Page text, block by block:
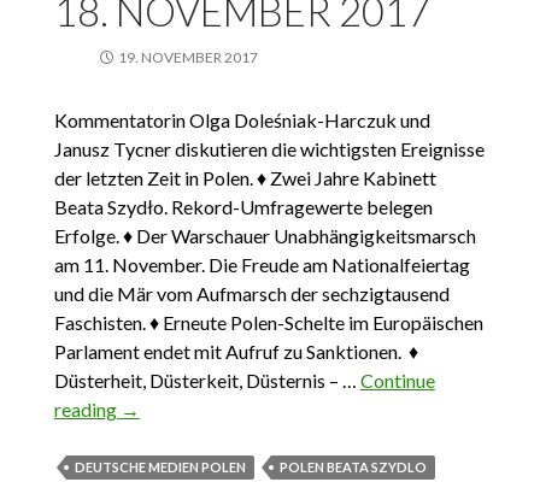
18. NOVEMBER 2017
19. NOVEMBER 2017
Kommentatorin Olga Doleśniak-Harczuk und
Janusz Tycner diskutieren die wichtigsten Ereignisse
der letzten Zeit in Polen. ♦ Zwei Jahre Kabinett
Beata Szydło. Rekord-Umfragewerte belegen
Erfolge. ♦ Der Warschauer Unabhängigkeitsmarsch
am 11. November. Die Freude am Nationalfeiertag
und die Mär vom Aufmarsch der sechzigtausend
Faschisten. ♦ Erneute Polen-Schelte im Europäischen
Parlament endet mit Aufruf zu Sanktionen. ♦
Düsterheit, Düsterkeit, Düsternis – … Continue
reading Das Wichtigste aus Polen 29. Oktober – 18.
→
DEUTSCHE MEDIEN POLEN
POLEN BEATA SZYDLO